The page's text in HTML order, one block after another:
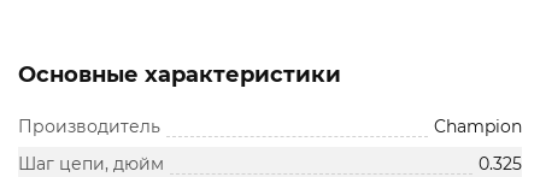
Основные характеристики
Производитель
Champion
Шаг цепи, дюйм
0.325